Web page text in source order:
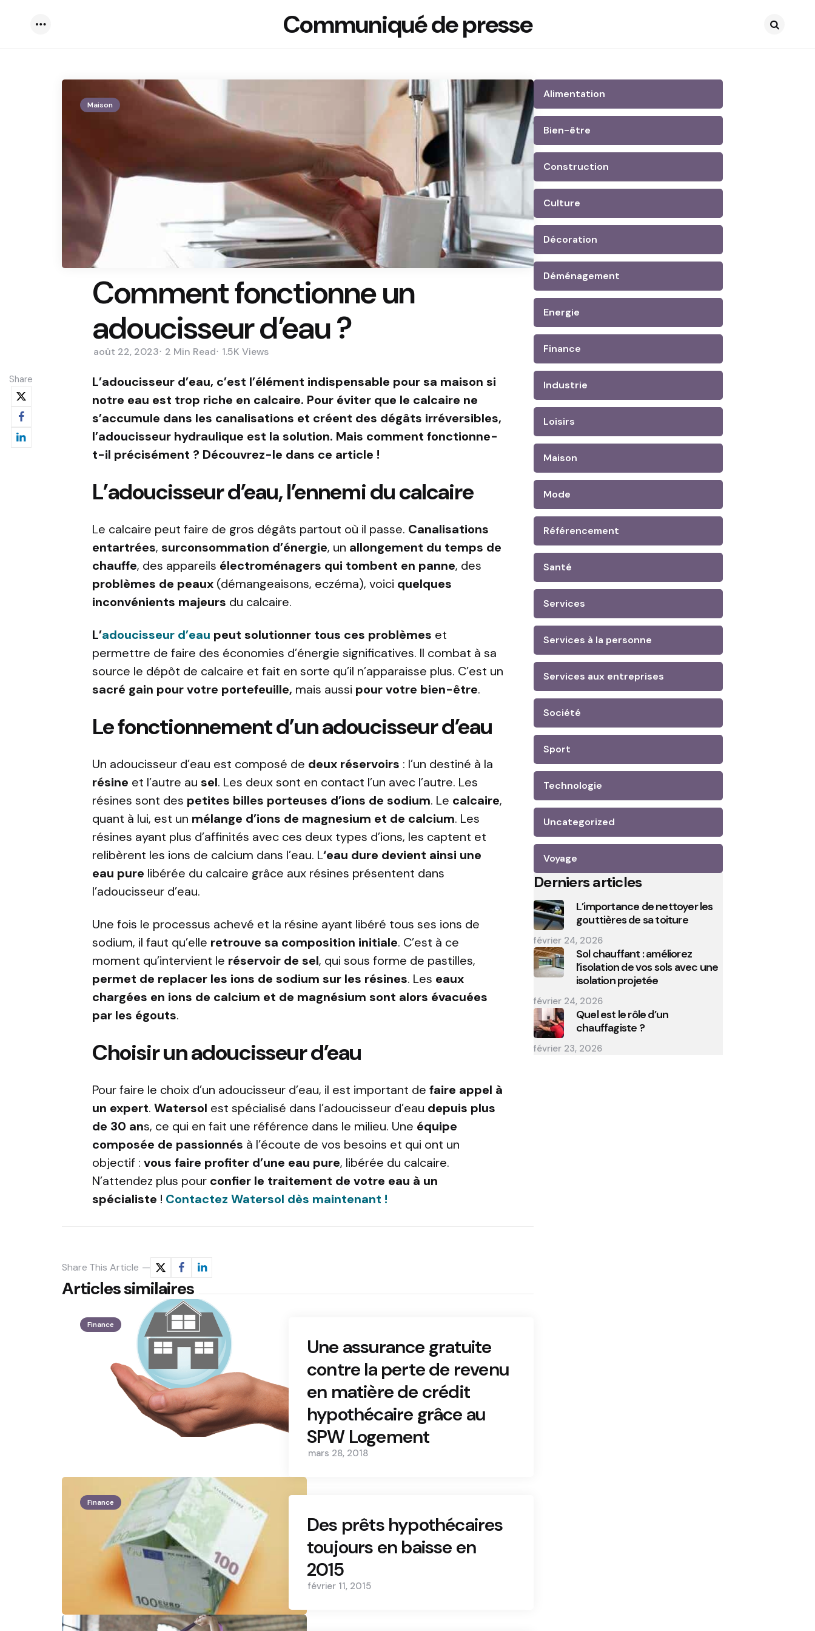
Communiqué de presse
Maison
Comment fonctionne un
adoucisseur d’eau ?
août 22, 2023 2 Min Read 1.5K Views
Share
L’adoucisseur d’eau, c’est l’élément indispensable pour sa maison si
notre eau est trop riche en calcaire. Pour éviter que le calcaire ne
s’accumule dans les canalisations et créent des dégâts irréversibles,
l’adoucisseur hydraulique est la solution. Mais comment fonctionne-
t-il précisément ? Découvrez-le dans ce article !
L’adoucisseur d’eau, l’ennemi du calcaire
Le calcaire peut faire de gros dégâts partout où il passe. Canalisations
entartrées, surconsommation d’énergie, un allongement du temps de
chauffe, des appareils électroménagers qui tombent en panne, des
problèmes de peaux (démangeaisons, eczéma), voici quelques
inconvénients majeurs du calcaire.
L’adoucisseur d’eau peut solutionner tous ces problèmes et
permettre de faire des économies d’énergie significatives. Il combat à sa
source le dépôt de calcaire et fait en sorte qu’il n’apparaisse plus. C’est un
sacré gain pour votre portefeuille, mais aussi pour votre bien-être.
Le fonctionnement d’un adoucisseur d’eau
Un adoucisseur d’eau est composé de deux réservoirs : l’un destiné à la
résine et l’autre au sel. Les deux sont en contact l’un avec l’autre. Les
résines sont des petites billes porteuses d’ions de sodium. Le calcaire,
quant à lui, est un mélange d’ions de magnesium et de calcium. Les
résines ayant plus d’affinités avec ces deux types d’ions, les captent et
relibèrent les ions de calcium dans l’eau. L‘eau dure devient ainsi une
eau pure libérée du calcaire grâce aux résines présentent dans
l’adoucisseur d’eau.
Une fois le processus achevé et la résine ayant libéré tous ses ions de
sodium, il faut qu’elle retrouve sa composition initiale. C’est à ce
moment qu’intervient le réservoir de sel, qui sous forme de pastilles,
permet de replacer les ions de sodium sur les résines. Les eaux
chargées en ions de calcium et de magnésium sont alors évacuées
par les égouts.
Choisir un adoucisseur d’eau
Pour faire le choix d’un adoucisseur d’eau, il est important de faire appel à
un expert. Watersol est spécialisé dans l’adoucisseur d’eau depuis plus
de 30 ans, ce qui en fait une référence dans le milieu. Une équipe
composée de passionnés à l’écoute de vos besoins et qui ont un
objectif : vous faire profiter d’une eau pure, libérée du calcaire.
N’attendez plus pour confier le traitement de votre eau à un
spécialiste ! Contactez Watersol dès maintenant !
Share This Article
Articles similaires
Finance
Une assurance gratuite
contre la perte de revenu
en matière de crédit
hypothécaire grâce au
SPW Logement
mars 28, 2018
Finance
Des prêts hypothécaires
toujours en baisse en
2015
février 11, 2015
Alimentation
Bien-être
Construction
Culture
Décoration
Déménagement
Energie
Finance
Industrie
Loisirs
Maison
Mode
Référencement
Santé
Services
Services à la personne
Services aux entreprises
Société
Sport
Technologie
Uncategorized
Voyage
Derniers articles
L’importance de nettoyer les
gouttières de sa toiture
février 24, 2026
Sol chauffant : améliorez
l’isolation de vos sols avec une
isolation projetée
février 24, 2026
Quel est le rôle d’un
chauffagiste ?
février 23, 2026